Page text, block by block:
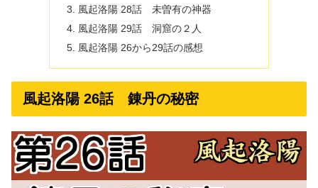
風起洛陽 28話 未曽有の神器
風起洛陽 29話 洞窟の２人
風起洛陽 26から29話の感想
風起洛陽 26話 錬丹の秘密